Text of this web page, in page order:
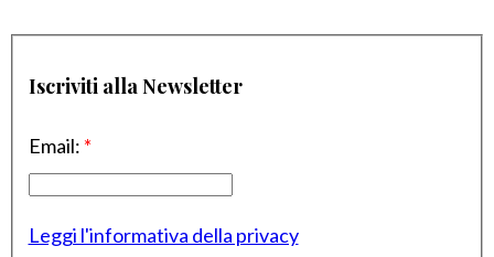
Iscriviti alla Newsletter
Email: *
Leggi l'informativa della privacy